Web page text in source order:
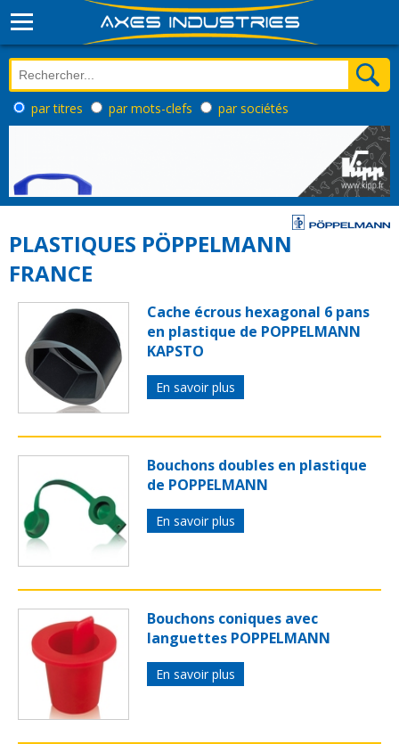
par titres par mots-clefs par sociétés
PLASTIQUES PÖPPELMANN
FRANCE
Cache écrous hexagonal 6 pans
en plastique de POPPELMANN
KAPSTO
En savoir plus
Bouchons doubles en plastique
de POPPELMANN
En savoir plus
Bouchons coniques avec
languettes POPPELMANN
En savoir plus